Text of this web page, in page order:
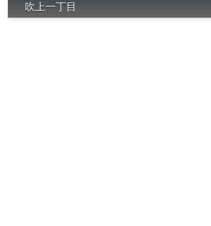
吹上一丁目